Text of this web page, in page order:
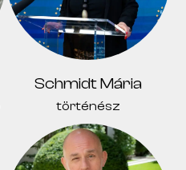
Schmidt Mária
történész